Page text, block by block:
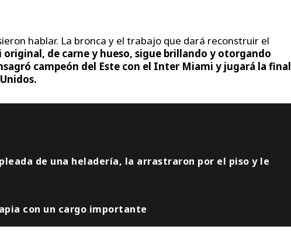
hablar. La bronca y el trabajo que dará reconstruir el
original, de carne y hueso, sigue brillando y otorgando
campeón del Este con el Inter Miami y jugará la final
de una heladería, la arrastraron por el piso y le
con un cargo importante